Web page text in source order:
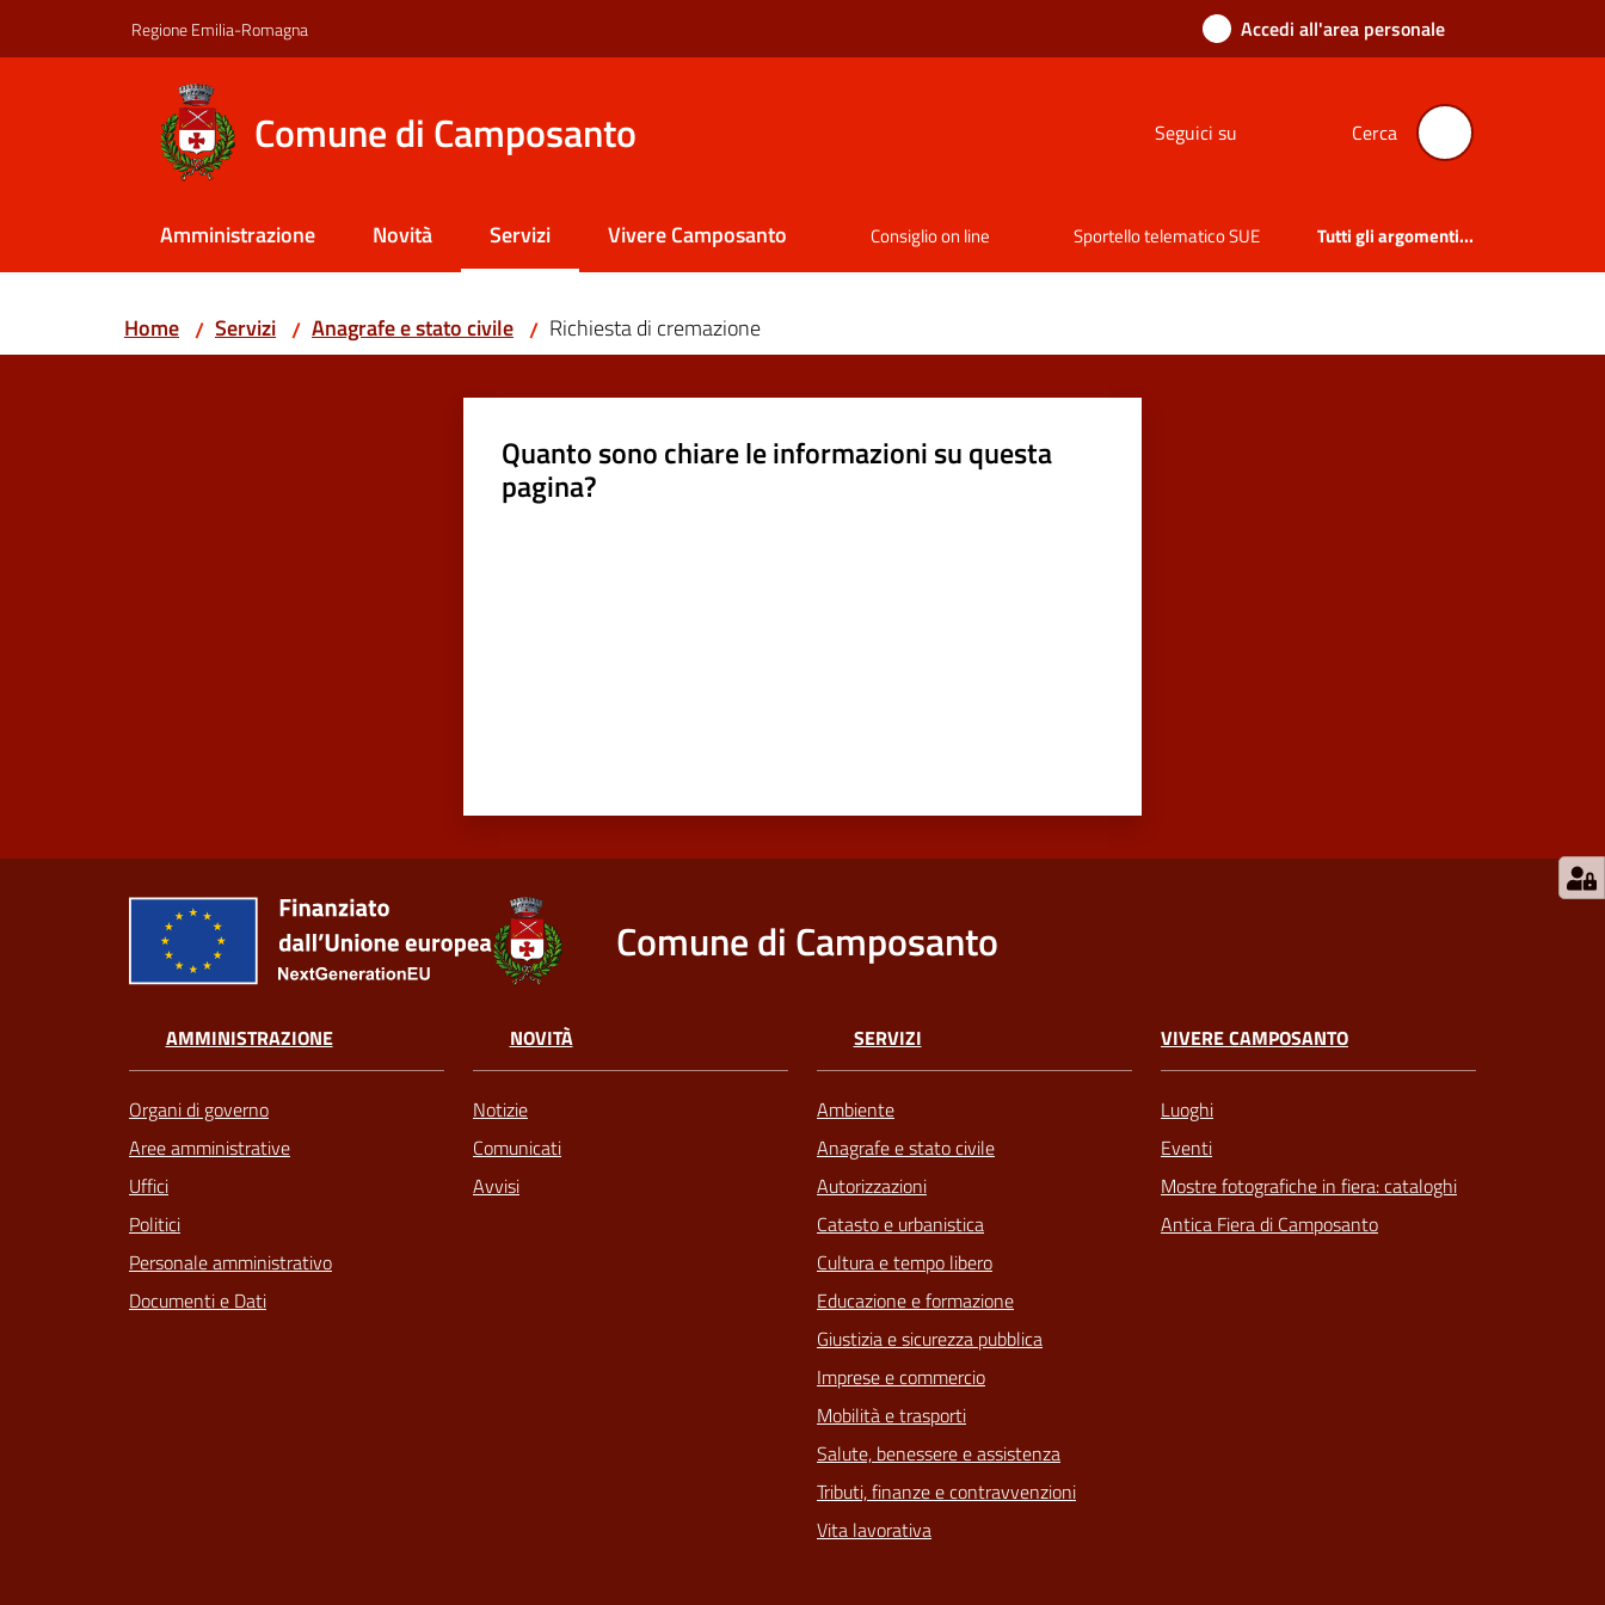
Regione Emilia-Romagna Accedi all'area personale
Comune di Camposanto Seguici su Cerca
Amministrazione Novità Servizi
Menu selezionatoVivere Camposanto Consiglio on line Sportello telematico SUE Tutti gli argomenti...
Home / Servizi / Anagrafe e stato civile / Richiesta di cremazione
Quanto sono chiare le informazioni su questa
pagina?
Comune di Camposanto
AMMINISTRAZIONE
Organi di governo
Aree amministrative
Uffici
Politici
Personale amministrativo
Documenti e Dati
NOVITÀ
Notizie
Comunicati
Avvisi
SERVIZI
Ambiente
Anagrafe e stato civile
Autorizzazioni
Catasto e urbanistica
Cultura e tempo libero
Educazione e formazione
Giustizia e sicurezza pubblica
Imprese e commercio
Mobilità e trasporti
Salute, benessere e assistenza
Tributi, finanze e contravvenzioni
Vita lavorativa
VIVERE CAMPOSANTO
Luoghi
Eventi
Mostre fotografiche in fiera: cataloghi
Antica Fiera di Camposanto